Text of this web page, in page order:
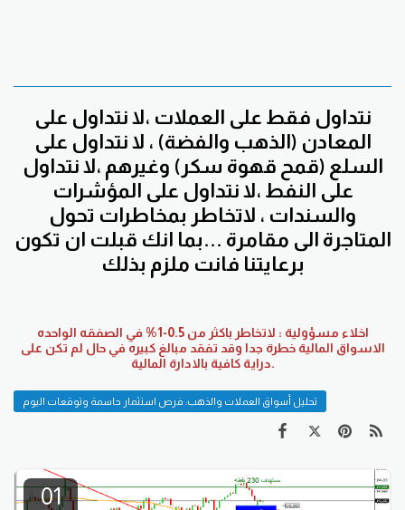
نتداول فقط على العملات ،لا نتداول على
المعادن (الذهب والفضة) ، لا نتداول على
السلع (قمح قهوة سكر) وغيرهم ،لا نتداول
على النفط ،لا نتداول على المؤشرات
والسندات ، لاتخاطر بمخاطرات تحول
المتاجرة الى مقامرة ...بما انك قبلت ان تكون
برعايتنا فانت ملزم بذلك
اخلاء مسؤولية : لاتخاطر باكثر من 0.5-1% في الصفقه الواحده
الاسواق المالية خطرة جدا وقد تفقد مبالغ كبيره في حال لم تكن على
دراية كافية بالادارة المالية.
تحليل أسواق العملات والذهب: فرص استثمار حاسمة وتوقعات اليوم
01